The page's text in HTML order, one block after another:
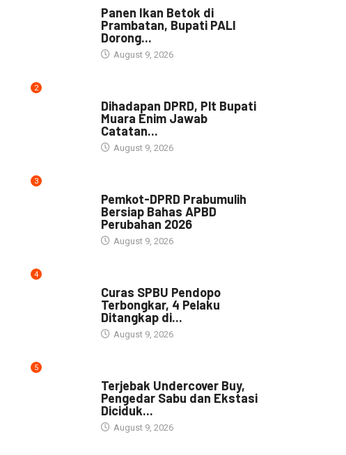
Panen Ikan Betok di
Prambatan, Bupati PALI
Dorong...
August 9, 2026
2
Dihadapan DPRD, Plt Bupati
Muara Enim Jawab
Catatan...
August 9, 2026
3
Pemkot-DPRD Prabumulih
Bersiap Bahas APBD
Perubahan 2026
August 9, 2026
4
Curas SPBU Pendopo
Terbongkar, 4 Pelaku
Ditangkap di...
August 9, 2026
5
Terjebak Undercover Buy,
Pengedar Sabu dan Ekstasi
Diciduk...
August 9, 2026